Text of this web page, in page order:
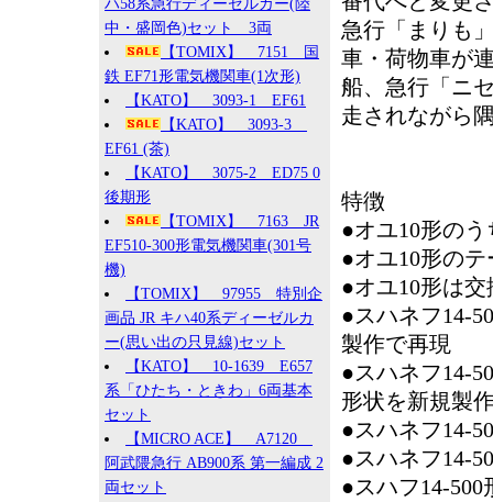
ハ58系急行ディーゼルカー(陸
中・盛岡色)セット 3両
【TOMIX】 7151 国
鉄 EF71形電気機関車(1次形)
【KATO】 3093-1 EF61
【KATO】 3093-3
EF61 (茶)
【KATO】 3075-2 ED75 0
後期形
【TOMIX】 7163 JR
EF510-300形電気機関車(301号
機)
【TOMIX】 97955 特別企
画品 JR キハ40系ディーゼルカ
ー(思い出の只見線)セット
【KATO】 10-1639 E657
系「ひたち・ときわ」6両基本
セット
【MICRO ACE】 A7120
阿武隈急行 AB900系 第一編成 2
両セット
急行「まりも
車・荷物車が
船、急行「ニ
走されながら
特徴
●オユ10形の
●オユ10形の
●オユ10形は
●スハネフ14-
製作で再現
●スハネフ14-
形状を新規製
●スハネフ14-
●スハネフ14-
●スハフ14-